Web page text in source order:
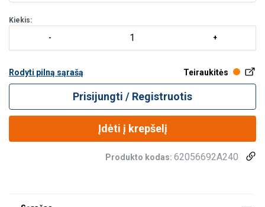
Kiekis:
Rodyti pilną sąrašą Teiraukitės
Prisijungti / Registruotis
Įdėti į krepšelį
Produkto kodas: 62056692A240